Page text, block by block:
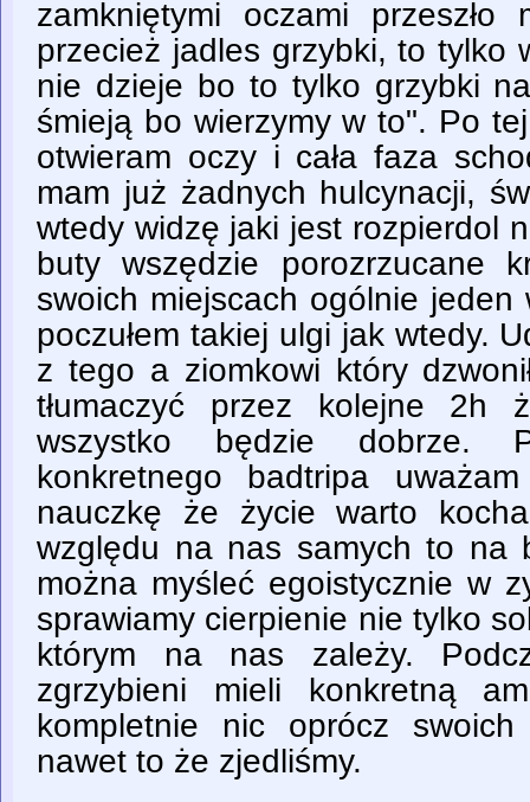
zamkniętymi oczami
przecież jadles grzybki, to tylko
nie dzieje bo to tylko grzybki
śmieją bo wierzymy w to". Po
otwieram oczy i cała faza
mam już żadnych hulcynacji,
wtedy widzę jaki jest rozpierdol
buty wszędzie porozrzucane
swoich miejscach ogólnie
poczułem takiej ulgi jak wtedy.
z tego a ziomkowi który
tłumaczyć przez kolejne
wszystko będzie dobrze.
konkretnego badtripa
nauczkę że życie warto
względu na nas samych to na
można myśleć egoistycznie w
sprawiamy cierpienie nie tylko
którym na nas zależy.
zgrzybieni mieli konkretną
kompletnie nic oprócz swoich
nawet to że zjedliśmy.